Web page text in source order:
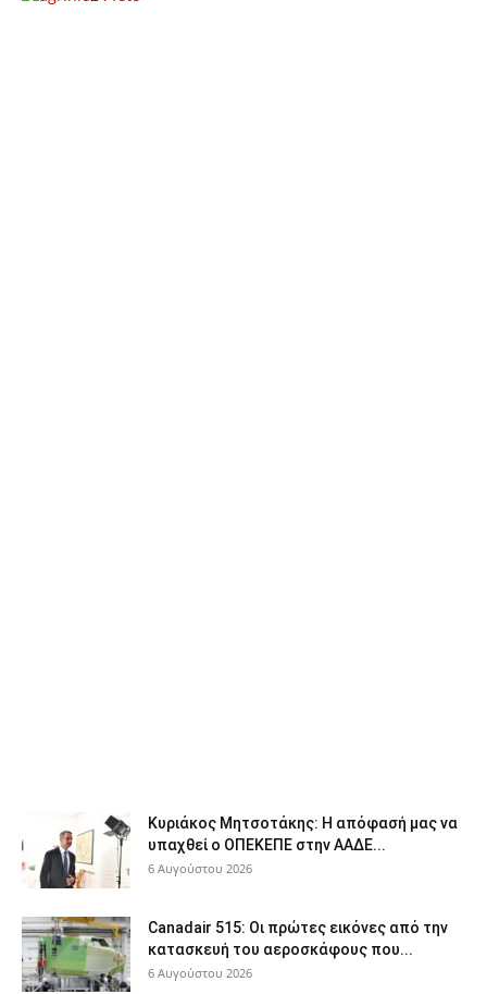
Κυριάκος Μητσοτάκης: Η απόφασή μας να
υπαχθεί ο ΟΠΕΚΕΠΕ στην ΑΑΔΕ...
6 Αυγούστου 2026
Canadair 515: Οι πρώτες εικόνες από την
κατασκευή του αεροσκάφους που...
6 Αυγούστου 2026